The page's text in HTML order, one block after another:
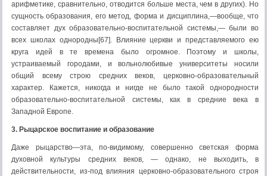
арифметике, сравнительно, отводится больше места, чем в других). Но
сущность образования, его метод, форма и дисциплина,—вообще, что
составляет дух образовательно-воспитательной системы,— были во
всех школах однородны[67]. Влияние церкви и представляемого ею
круга идей в те времена было огромное. Поэтому и школы,
устраиваемый городами, и вольнолюбивые университеты носили
общий всему строю средних веков, церковно-образовательный
характер. Кажется, никогда и нигде не было такой однородности
образовательно-воспитательной системы, как в средние века в
Западной Европе.
3. Рыцарское воспитание и образование
Даже рыцарство—эта, по-видимому, совершенно светская форма
духовной культуры средних веков, — однако, не выходить, в
действительности, из-под влияния церковно-образовательного строя